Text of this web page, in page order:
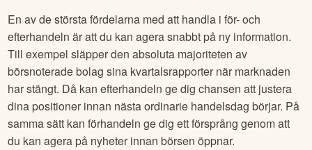
En av de största fördelarna med att handla i för- och
efterhandeln är att du kan agera snabbt på ny information.
Till exempel släpper den absoluta majoriteten av
börsnoterade bolag sina kvartalsrapporter när marknaden
har stängt. Då kan efterhandeln ge dig chansen att justera
dina positioner innan nästa ordinarie handelsdag börjar. På
samma sätt kan förhandeln ge dig ett försprång genom att
du kan agera på nyheter innan börsen öppnar.